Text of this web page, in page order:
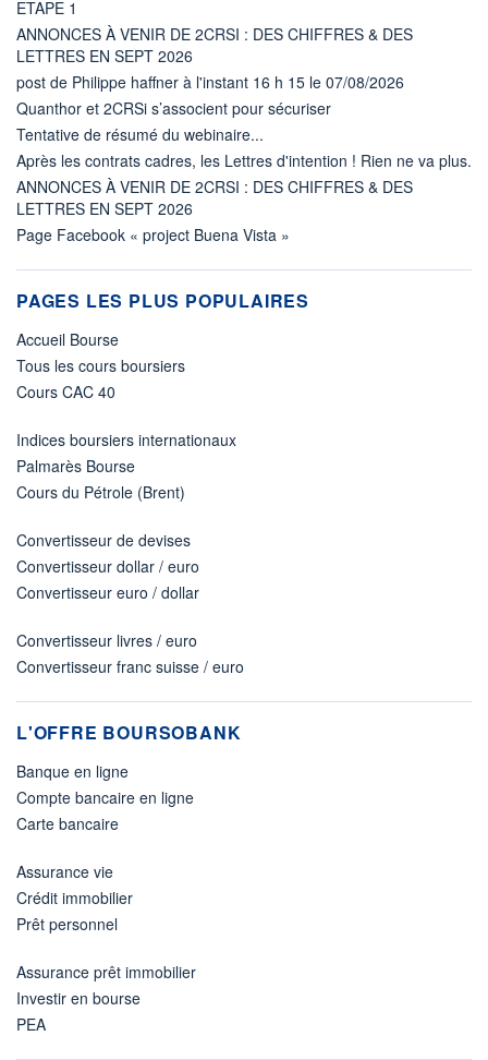
ETAPE 1
ANNONCES À VENIR DE 2CRSI : DES CHIFFRES & DES
LETTRES EN SEPT 2026
post de Philippe haffner à l'instant 16 h 15 le 07/08/2026
Quanthor et 2CRSi s’associent pour sécuriser
Tentative de résumé du webinaire...
Après les contrats cadres, les Lettres d'intention ! Rien ne va plus.
ANNONCES À VENIR DE 2CRSI : DES CHIFFRES & DES
LETTRES EN SEPT 2026
Page Facebook « project Buena Vista »
PAGES LES PLUS POPULAIRES
Accueil Bourse
Tous les cours boursiers
Cours CAC 40
Indices boursiers internationaux
Palmarès Bourse
Cours du Pétrole (Brent)
Convertisseur de devises
Convertisseur dollar / euro
Convertisseur euro / dollar
Convertisseur livres / euro
Convertisseur franc suisse / euro
L'OFFRE BOURSOBANK
Banque en ligne
Compte bancaire en ligne
Carte bancaire
Assurance vie
Crédit immobilier
Prêt personnel
Assurance prêt immobilier
Investir en bourse
PEA